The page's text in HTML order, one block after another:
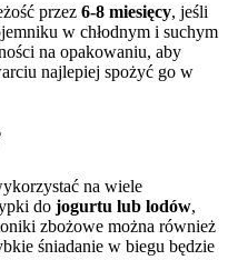
przez 6-8 miesięcy, jeśli
w chłodnym i suchym
na opakowaniu, aby
najlepiej spożyć go w
na wiele
do jogurtu lub lodów,
zbożowe można również
śniadanie w biegu będzie